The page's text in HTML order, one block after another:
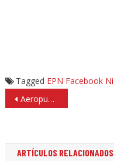
Tagged EPN Facebook
Navegación
de
Aeropuerto de Toluca alerta sobre fraude cometido en su nombre
ARTÍCULOS RELACIONADOS